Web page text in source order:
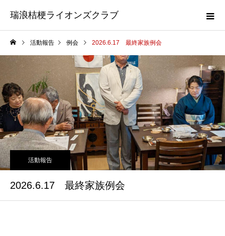
瑞浪桔梗ライオンズクラブ
活動報告 例会 2026.6.17 最終家族例会
活動報告
2026.6.17 最終家族例会